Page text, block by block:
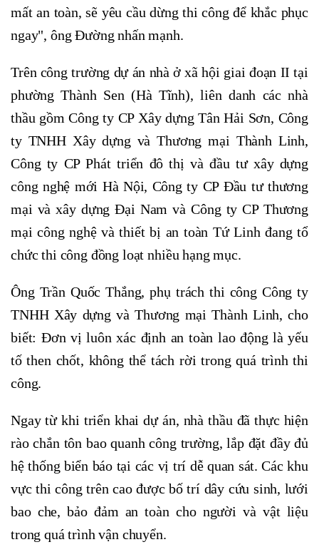
mất an toàn, sẽ yêu cầu dừng thi công để khắc phục
ngay", ông Đường nhấn mạnh.
Trên công trường dự án nhà ở xã hội giai đoạn II tại
phường Thành Sen (Hà Tĩnh), liên danh các nhà
thầu gồm Công ty CP Xây dựng Tân Hải Sơn, Công
ty TNHH Xây dựng và Thương mại Thành Linh,
Công ty CP Phát triển đô thị và đầu tư xây dựng
công nghệ mới Hà Nội, Công ty CP Đầu tư thương
mại và xây dựng Đại Nam và Công ty CP Thương
mại công nghệ và thiết bị an toàn Tứ Linh đang tổ
chức thi công đồng loạt nhiều hạng mục.
Ông Trần Quốc Thắng, phụ trách thi công Công ty
TNHH Xây dựng và Thương mại Thành Linh, cho
biết: Đơn vị luôn xác định an toàn lao động là yếu
tố then chốt, không thể tách rời trong quá trình thi
công.
Ngay từ khi triển khai dự án, nhà thầu đã thực hiện
rào chắn tôn bao quanh công trường, lắp đặt đầy đủ
hệ thống biển báo tại các vị trí dễ quan sát. Các khu
vực thi công trên cao được bố trí dây cứu sinh, lưới
bao che, bảo đảm an toàn cho người và vật liệu
trong quá trình vận chuyển.